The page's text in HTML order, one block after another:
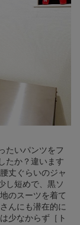
たいパンツをフ
たか？違います
丈ぐらいのジャ
し短めで、黒ソ
のスーツを着て
んにも潜在的に
少なからず［ト